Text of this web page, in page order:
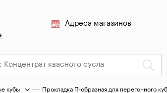
Адреса магазинов
кубы Прокладка П-образная для перегонного